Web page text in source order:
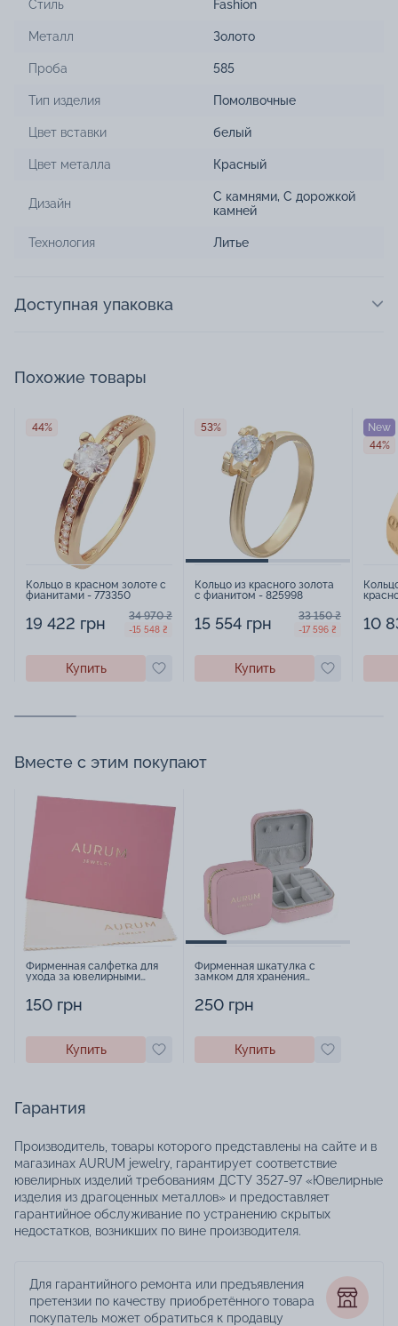
Стиль Fashion
Металл Золото
Проба 585
Тип изделия Помолвочные
Цвет вставки белый
Цвет металла Красный
Дизайн С камнями, С дорожкой
камней
Технология Литье
Доступная упаковка
Похожие товары
44%
Кольцо в красном золоте с
фианитами - 773350
19 422 грн 34 970 ₴
-15 548 ₴
Купить
53%
Кольцо из красного золота
с фианитом - 825998
15 554 грн 33 150 ₴
-17 596 ₴
Купить
New
44%
10
Вместе с этим покупают
Фирменная салфетка для
ухода за ювелирными
150 грн
Купить
Фирменная шкатулка с
замком для хранения
250 грн
Купить
Гарантия
Производитель, товары которого представлены на сайте и в
магазинах AURUM jewelry, гарантирует соответствие
ювелирных изделий требованиям ДСТУ 3527-97 «Ювелирные
изделия из драгоценных металлов» и предоставляет
гарантийное обслуживание по устранению скрытых
недостатков, возникших по вине производителя.
Для гарантийного ремонта или предъявления
претензии по качеству приобретённого товара
покупатель может обратиться к продавцу